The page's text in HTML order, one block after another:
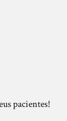
pacientes!